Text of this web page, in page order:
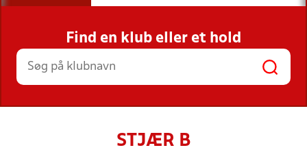
INDHOLD OG NYHEDER
STILLINGER, RESULTATER, KLUBBER OG
HOLD
Find en klub eller et hold
STJÆR B